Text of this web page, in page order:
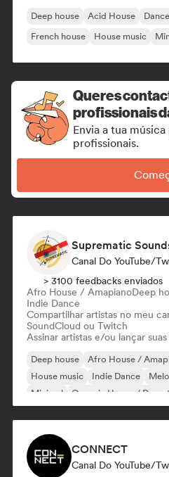
Deep house Acid House
French house
House music
Queres
profissionais
Envia a tua
profissionais.
Suprematic
Canal Do YouTube/
> 3100 feedbacks enviados
Afro House / AmapianoDeep
Indie Dance
Compartilhar artistas no meu
SoundCloud ou Twitch
Assinar artistas e/ou lançar
Deep house Afro House /
House music
Indie Dance
Minimal
Organic House /
CONNECT
Canal Do YouTube/